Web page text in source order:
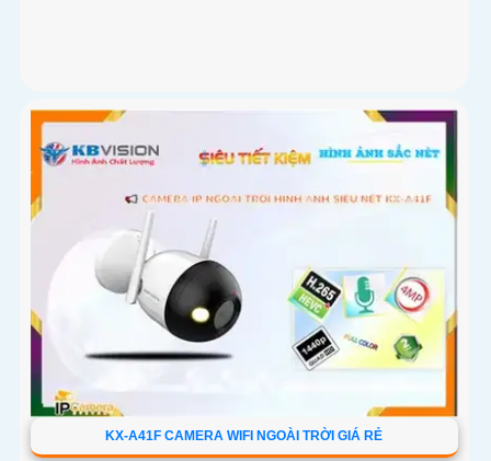
KX-A41F CAMERA WIFI NGOÀI TRỜI GIÁ RẺ